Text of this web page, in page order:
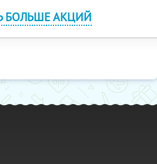
БОЛЬШЕ АКЦИЙ